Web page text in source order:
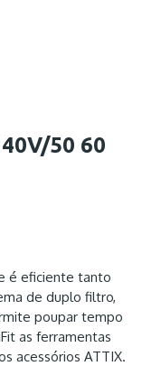
50 60
é eficiente tanto
de duplo filtro,
poupar tempo
as ferramentas
acessórios ATTIX.